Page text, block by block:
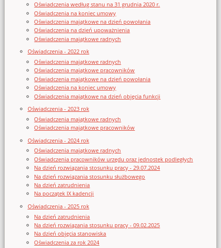
Oświadczenia według stanu na 31 grudnia 2020 r.
Oświadczenia na koniec umowy
Oświadczenia majątkowe na dzień powołania
Oświadczenia na dzień upoważnienia
Oświadczenia majątkowe radnych
Oświadczenia - 2022 rok
Oświadczenia majątkowe radnych
Oświadczenia majątkowe pracowników
Oświadczenia majątkowe na dzień powołania
Oświadczenia na koniec umowy
Oświadczenia majątkowe na dzień objęcia funkcji
Oświadczenia - 2023 rok
Oświadczenia majątkowe radnych
Oświadczenia majątkowe pracowników
Oświadczenia - 2024 rok
Oświadczenia majątkowe radnych
Oświadczenia pracowników urzędu oraz jednostek podległych
Na dzień rozwiązania stosunku pracy - 29.07.2024
Na dzień rozwiązania stosunku służbowego
Na dzień zatrudnienia
Na początek IX kadencji
Oświadczenia - 2025 rok
Na dzień zatrudnienia
Na dzień rozwiązania stosunku pracy - 09.02.2025
Na dzień objęcia stanowiska
Oświadczenia za rok 2024